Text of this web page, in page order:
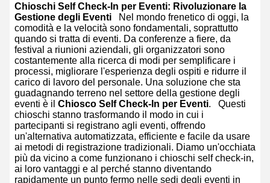
Chioschi Self Check-In per Eventi: Rivoluzionare la
Gestione degli Eventi
Nel mondo frenetico di oggi, la
comodità e la velocità sono fondamentali, soprattutto
quando si tratta di eventi. Da conferenze a fiere, da
festival a riunioni aziendali, gli organizzatori sono
costantemente alla ricerca di modi per semplificare i
processi, migliorare l'esperienza degli ospiti e ridurre il
carico di lavoro del personale. Una soluzione che sta
guadagnando terreno nel settore della gestione degli
eventi è il Chiosco Self Check-In per Eventi.
Questi
chioschi stanno trasformando il modo in cui i
partecipanti si registrano agli eventi, offrendo
un'alternativa automatizzata, efficiente e facile da usare
ai metodi di registrazione tradizionali. Diamo un'occhiata
più da vicino a come funzionano i chioschi self check-in,
ai loro vantaggi e al perché stanno diventando
rapidamente un punto fermo nelle sedi degli eventi in